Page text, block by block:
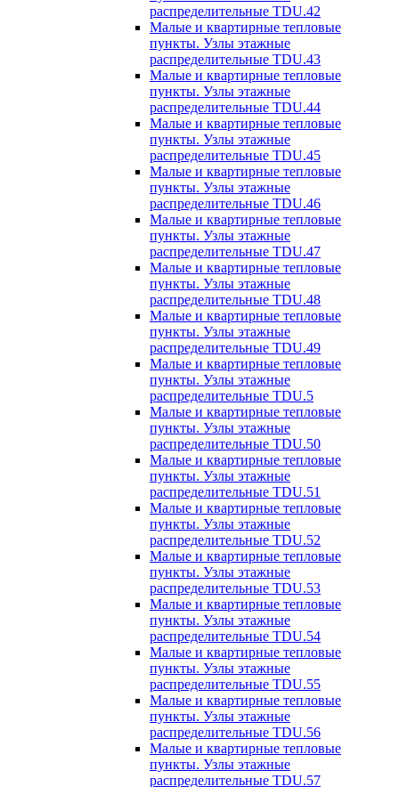
распределительные TDU.42
Малые и квартирные тепловые
пункты. Узлы этажные
распределительные TDU.43
Малые и квартирные тепловые
пункты. Узлы этажные
распределительные TDU.44
Малые и квартирные тепловые
пункты. Узлы этажные
распределительные TDU.45
Малые и квартирные тепловые
пункты. Узлы этажные
распределительные TDU.46
Малые и квартирные тепловые
пункты. Узлы этажные
распределительные TDU.47
Малые и квартирные тепловые
пункты. Узлы этажные
распределительные TDU.48
Малые и квартирные тепловые
пункты. Узлы этажные
распределительные TDU.49
Малые и квартирные тепловые
пункты. Узлы этажные
распределительные TDU.5
Малые и квартирные тепловые
пункты. Узлы этажные
распределительные TDU.50
Малые и квартирные тепловые
пункты. Узлы этажные
распределительные TDU.51
Малые и квартирные тепловые
пункты. Узлы этажные
распределительные TDU.52
Малые и квартирные тепловые
пункты. Узлы этажные
распределительные TDU.53
Малые и квартирные тепловые
пункты. Узлы этажные
распределительные TDU.54
Малые и квартирные тепловые
пункты. Узлы этажные
распределительные TDU.55
Малые и квартирные тепловые
пункты. Узлы этажные
распределительные TDU.56
Малые и квартирные тепловые
пункты. Узлы этажные
распределительные TDU.57